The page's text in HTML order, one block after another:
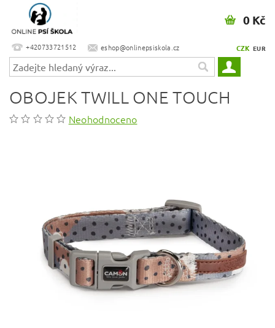
+420733721512 eshop@onlinepsiskola.cz CZK EUR
0 Kč
OBOJEK TWILL ONE TOUCH
Neohodnoceno